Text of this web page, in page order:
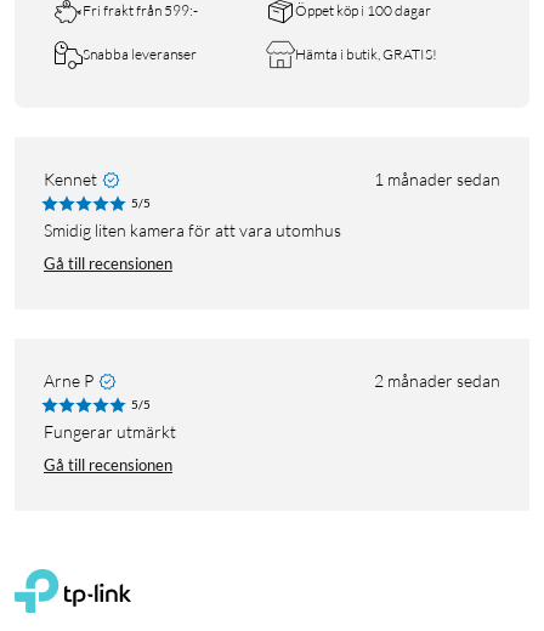
Fri frakt från 599:- Öppet köp i 100 dagar
Snabba leveranser Hämta i butik, GRATIS!
Kennet 1 månader sedan
5/5
Smidig liten kamera för att vara utomhus
Gå till recensionen
Arne P 2 månader sedan
5/5
Fungerar utmärkt
Gå till recensionen